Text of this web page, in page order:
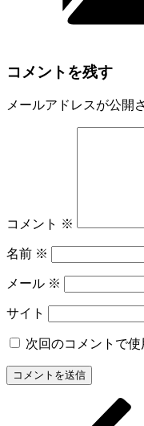
コメントを残す
メールアドレスが公開
コメント ※
名前 ※
メール ※
サイト
次回のコメントで